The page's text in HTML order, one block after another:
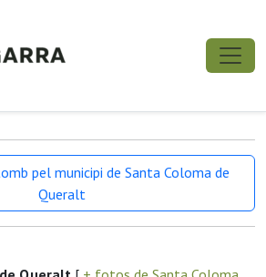
pel municipi de Santa Coloma de
Queralt